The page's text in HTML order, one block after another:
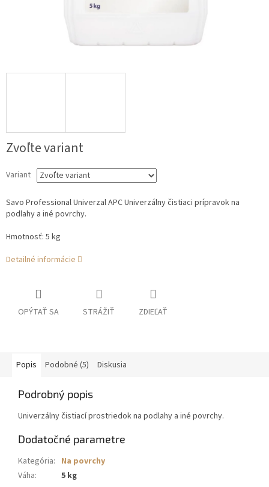
Zvoľte variant
Variant
Savo Professional Univerzal APC Univerzálny čistiaci prípravok na
podlahy a iné povrchy.
Hmotnosť: 5 kg
Detailné informácie
OPÝTAŤ SA STRÁŽIŤ ZDIEĽAŤ
Popis Podobné (5) Diskusia
Podrobný popis
Univerzálny čistiací prostriedok na podlahy a iné povrchy.
Dodatočné parametre
Kategória: Na povrchy
Váha: 5 kg